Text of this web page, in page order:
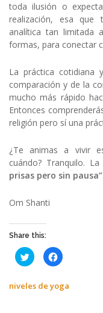
toda ilusión o
realización, esa que
analítica tan limitada
formas, para conectar
La práctica cotidiana
comparación y de la
mucho más rápido
Entonces
religión pero sí una
¿Te animas a vivir
cuándo? Tranquilo.
prisas pero sin
Om Shanti
Share this:
Haz
clic
en
Twitter
Haz
clic
en
Facebook
niveles de yoga